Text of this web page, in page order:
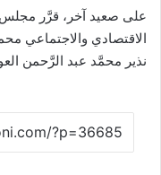
على صعيد آخر، قرَّر مجلس
الاقتصادي والاجتماعي
نذير محمَّد عبد الرَّحمن